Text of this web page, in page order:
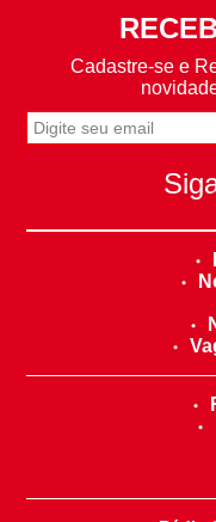
Cadastre-se e